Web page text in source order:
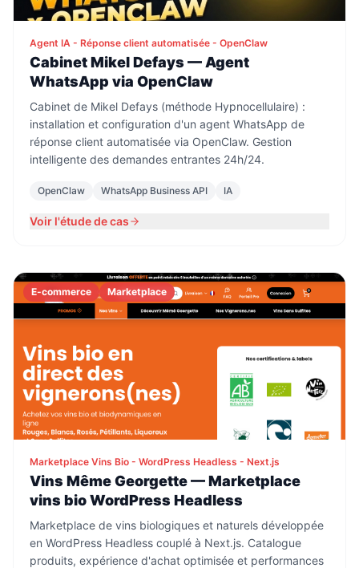
Agent IA - Réponse client automatisée - OpenClaw
Cabinet Mikel Defays — Agent
WhatsApp via OpenClaw
Cabinet de Mikel Defays (méthode Hypnocellulaire) :
installation et configuration d'un agent WhatsApp de
réponse client automatisée via OpenClaw. Gestion
intelligente des demandes entrantes 24h/24.
OpenClaw WhatsApp Business API IA
Voir l'étude de cas
E-commerce Marketplace
Marketplace Vins Bio - WordPress Headless - Next.js
Vins Même Georgette — Marketplace
vins bio WordPress Headless
Marketplace de vins biologiques et naturels développée
en WordPress Headless couplé à Next.js. Catalogue
produits, expérience d'achat optimisée et performances